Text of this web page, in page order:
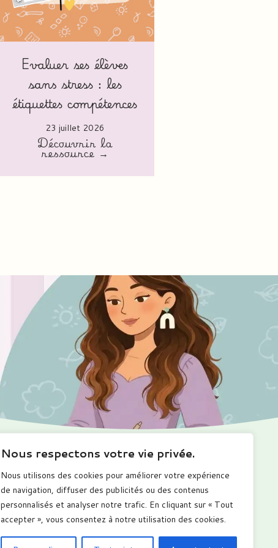
Nous respectons votre vie privée.
Nous utilisons des cookies pour améliorer votre expérience
de navigation, diffuser des publicités ou des contenus
personnalisés et analyser notre trafic. En cliquant sur « Tout
accepter », vous consentez à notre utilisation des cookies.
Evaluer ses élèves
sans stress : les
étiquettes compétences
23 juillet 2026
Découvrir la
ressource →
Promotions
Calendriers
Carnets numérique
Tous les produits